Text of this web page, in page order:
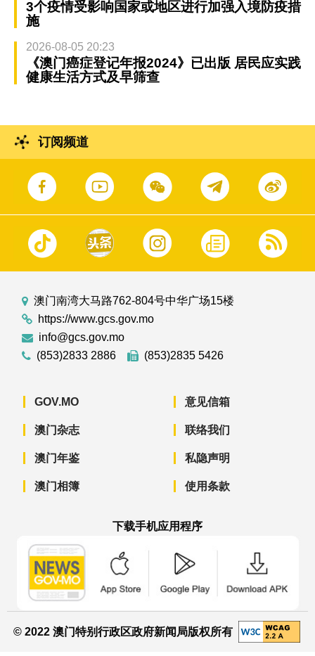
3个疫情受影响国家或地区进行加强入境防疫措
施
2026-08-05 20:23
《澳门癌症登记年报2024》已出版 居民应实践
健康生活方式及早筛查
订阅频道
澳门南湾大马路762-804号中华广场15楼
https://www.gcs.gov.mo
info@gcs.gov.mo
(853)2833 2886
(853)2835 5426
GOV.MO
澳门杂志
澳门年鉴
澳门相簿
意见信箱
联络我们
私隐声明
使用条款
下载手机应用程序
© 2022 澳门特别行政区政府新闻局版权所有